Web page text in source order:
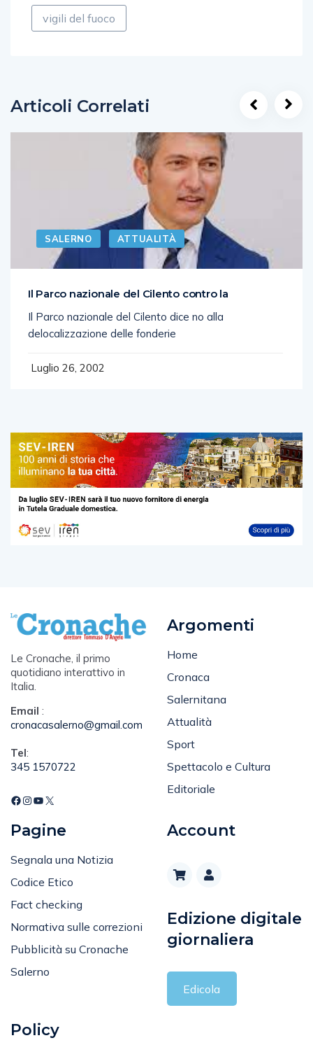
vigili del fuoco
Articoli Correlati
SALERNO ATTUALITÀ
Il Parco nazionale del Cilento contro la
Il Parco nazionale del Cilento dice no alla
delocalizzazione delle fonderie
Luglio 26, 2002
Le Cronache, il primo
quotidiano interattivo in
Italia.
Email :
cronacasalerno@gmail.com
Tel:
345 1570722
Argomenti
Home
Cronaca
Salernitana
Attualità
Sport
Spettacolo e Cultura
Editoriale
Pagine
Segnala una Notizia
Codice Etico
Fact checking
Normativa sulle correzioni
Pubblicità su Cronache
Salerno
Account
Edizione digitale
giornaliera
Edicola
Policy